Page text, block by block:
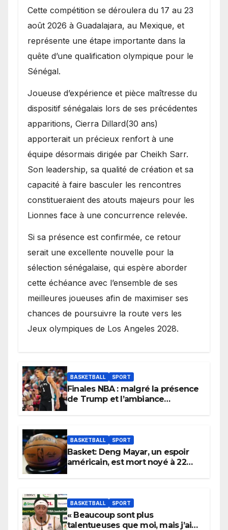
Cette compétition se déroulera du 17 au 23
août 2026 à Guadalajara, au Mexique, et
représente une étape importante dans la
quête d’une qualification olympique pour le
Sénégal.
Joueuse d’expérience et pièce maîtresse du
dispositif sénégalais lors de ses précédentes
apparitions, Cierra Dillard(30 ans)
apporterait un précieux renfort à une
équipe désormais dirigée par Cheikh Sarr.
Son leadership, sa qualité de création et sa
capacité à faire basculer les rencontres
constitueraient des atouts majeurs pour les
Lionnes face à une concurrence relevée.
Si sa présence est confirmée, ce retour
serait une excellente nouvelle pour la
sélection sénégalaise, qui espère aborder
cette échéance avec l’ensemble de ses
meilleures joueuses afin de maximiser ses
chances de poursuivre la route vers les
Jeux olympiques de Los Angeles 2028.
BASKETBALL SPORT
Finales NBA : malgré la présence
de Trump et l’ambiance
BASKETBALL SPORT
Basket: Deng Mayar, un espoir
américain, est mort noyé à 22
BASKETBALL SPORT
« Beaucoup sont plus
talentueuses que moi, mais j’ai